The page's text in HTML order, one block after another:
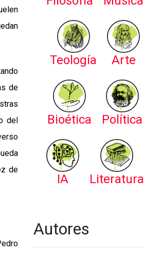
de
del
de
Teología Arte
Bioética Política
IA Literatura
Autores